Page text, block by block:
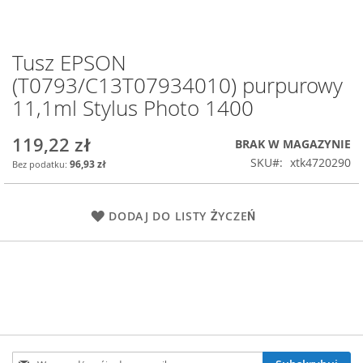
Przejdź
na
początek
galerii
Tusz EPSON
(T0793/C13T07934010) purpurowy
11,1ml Stylus Photo 1400
119,22 zł
96,93 zł
BRAK W MAGAZYNIE
SKU
xtk4720290
DODAJ DO LISTY ŻYCZEŃ
Subskrybuj